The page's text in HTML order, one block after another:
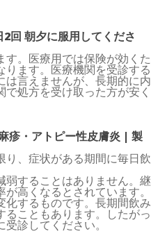
回 朝夕に服用してくださ
す。医療用では保険が効くた
ます。医療機関を受診する
は言えませんが、長期的に内
処方を受け取った方が安く
疹・アトピー性皮膚炎 | 製
り、症状がある期間に毎日飲
弱することはありません。継
高くなるとされています。
化するものです。長期間飲み
こともあります。したがっ
診してください。